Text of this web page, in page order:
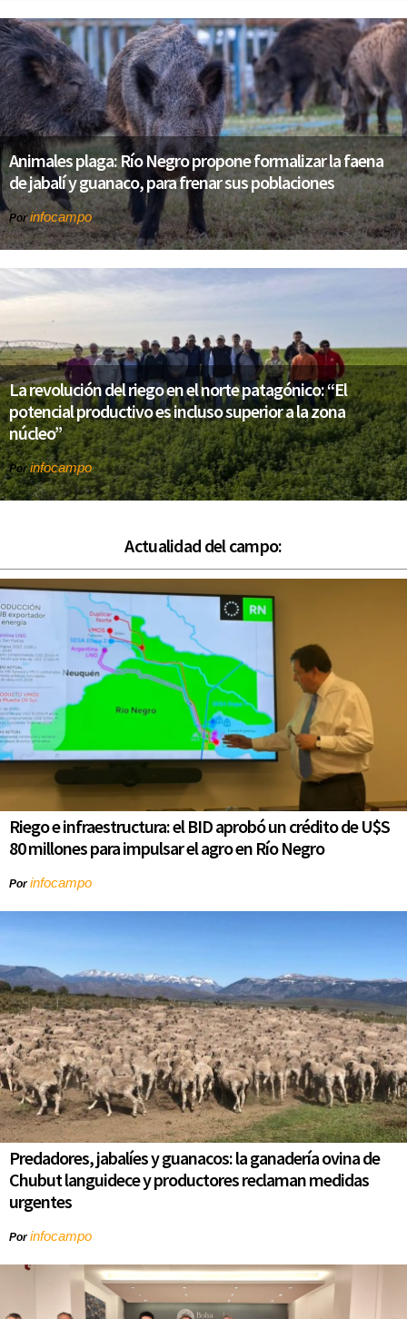
Animales plaga: Río Negro propone formalizar la faena
de jabalí y guanaco, para frenar sus poblaciones
Porinfocampo
La revolución del riego en el norte patagónico: “El
potencial productivo es incluso superior a la zona
núcleo”
Porinfocampo
Actualidad del campo:
Riego e infraestructura: el BID aprobó un crédito de U$S
80 millones para impulsar el agro en Río Negro
Porinfocampo
Predadores, jabalíes y guanacos: la ganadería ovina de
Chubut languidece y productores reclaman medidas
urgentes
Porinfocampo